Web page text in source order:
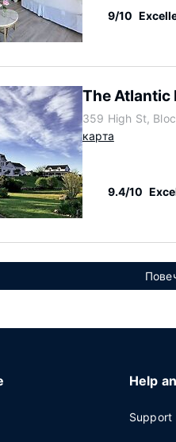
9/10
The Atlantic
359 High St,
карта
9.4/10
Help
Support